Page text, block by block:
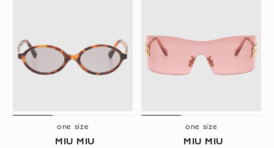
one size
MIU MIU
one size
MIU MIU